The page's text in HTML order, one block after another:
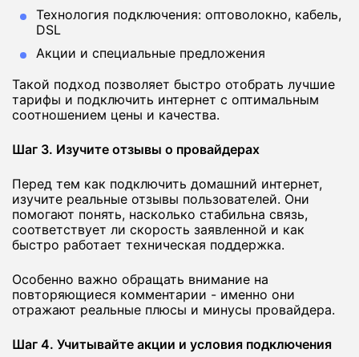
Технология подключения: оптоволокно, кабель,
DSL
Акции и специальные предложения
Такой подход позволяет быстро отобрать лучшие
тарифы и подключить интернет с оптимальным
соотношением цены и качества.
Шаг 3. Изучите отзывы о провайдерах
Перед тем как подключить домашний интернет,
изучите реальные отзывы пользователей. Они
помогают понять, насколько стабильна связь,
соответствует ли скорость заявленной и как
быстро работает техническая поддержка.
Особенно важно обращать внимание на
повторяющиеся комментарии - именно они
отражают реальные плюсы и минусы провайдера.
Шаг 4. Учитывайте акции и условия подключения